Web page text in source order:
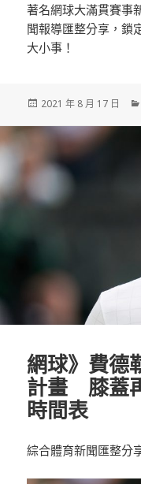
著名網球大滿貫賽事
聞報導匯整分享，鎖
大小事！
發
2021 年 8 月 17 日
網球》費德
計畫 膝蓋
時間表
綜合體育新聞匯整分